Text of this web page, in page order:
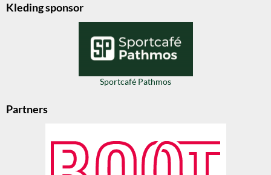
Kleding sponsor
Sportcafé Pathmos
Partners